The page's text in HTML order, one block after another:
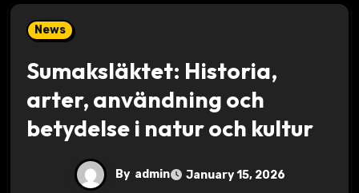
News
Sumaksläktet: Historia,
arter, användning och
betydelse i natur och kultur
By admin
January 15, 2026